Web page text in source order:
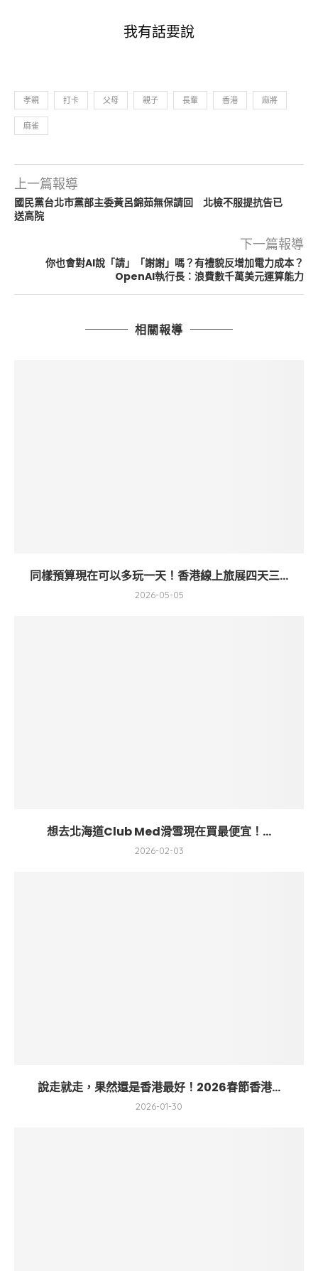
我有話要說
孝親 打卡 父母 親子 長輩 香港 麻將
麻雀
上一篇報導
國民黨台北市黨部主委黃呂錦茹無保請回 北檢不服提抗告已
送高院
下一篇報導
你也會對AI說「請」「謝謝」嗎？有禮貌反增加電力成本？
OpenAI執行長：浪費數千萬美元運算能力
相關報導
同樣預算現在可以多玩一天！香港線上旅展四天三...
2026-05-05
想去北海道Club Med滑雪現在買最便宜！...
2026-02-03
說走就走，果然還是香港最好！2026春節香港...
2026-01-30